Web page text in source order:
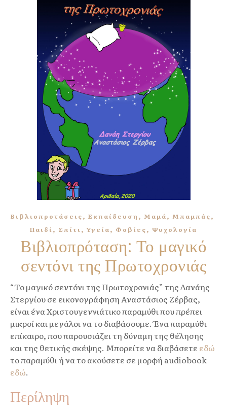
Βιβλιοπροτάσεις, Εκπαίδευση , Μαμά, Μπαμπάς,
Παιδί, Σπίτι,Υγεία, Φοβίες, Ψυχολογία
Βιβλιοπρόταση: Το μαγικό
σεντόνι της Πρωτοχρονιάς
“Το μαγικό σεντόνι της Πρωτοχρονιάς” της Δανάης
Στεργίου σε εικονογράφηση Αναστάσιος Ζέρβας,
είναι ένα Χριστουγεννιάτικο παραμύθι που πρέπει
μικροί και μεγάλοι να το διαβάσουμε. Ένα παραμύθι
επίκαιρο, που παρουσιάζει τη δύναμη της θέλησης
και της θετικής σκέψης. Μπορείτε να διαβάσετε εδώ
το παραμύθι ή να το ακούσετε σε μορφή audiobook
εδώ.
Περίληψη